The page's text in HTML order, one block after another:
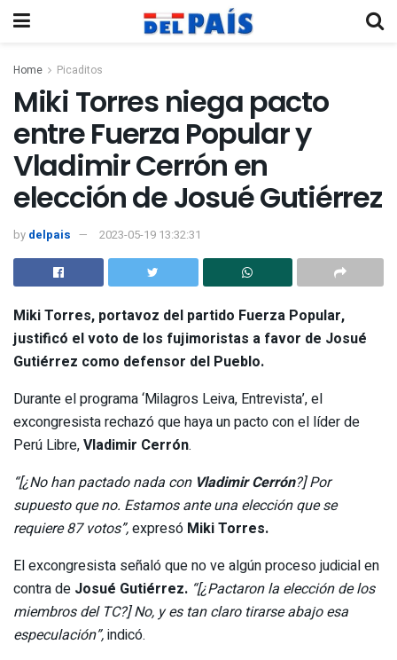
Home Picaditos
Miki Torres niega pacto
entre Fuerza Popular y
Vladimir Cerrón en
elección de Josué Gutiérrez
by delpais 2023-05-19 13:32:31
Miki Torres, portavoz del partido Fuerza Popular,
justificó el voto de los fujimoristas a favor de Josué
Gutiérrez como defensor del Pueblo.
Durante el programa ‘Milagros Leiva, Entrevista’, el
excongresista rechazó que haya un pacto con el líder de
Perú Libre,Vladimir Cerrón.
“[¿No han pactado nada con Vladimir Cerrón?] Por
supuesto que no. Estamos ante una elección que se
requiere 87 votos”,expresó Miki Torres.
El excongresista señaló que no ve algún proceso judicial en
contra de Josué Gutiérrez. “[¿Pactaron la elección de los
miembros del TC?] No, y es tan claro tirarse abajo esa
especulación”,indicó.